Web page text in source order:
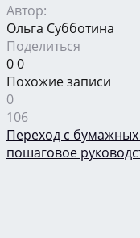
Автор:
Ольга Субботина
Поделиться
00
Похожие записи
0
106
Переход с
пошаговое